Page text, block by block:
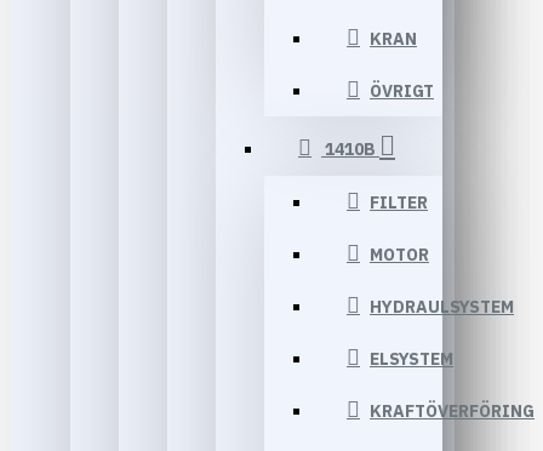
KRAN
ÖVRIGT
1410B
FILTER
MOTOR
HYDRAULSYSTEM
ELSYSTEM
KRAFTÖVERFÖRING